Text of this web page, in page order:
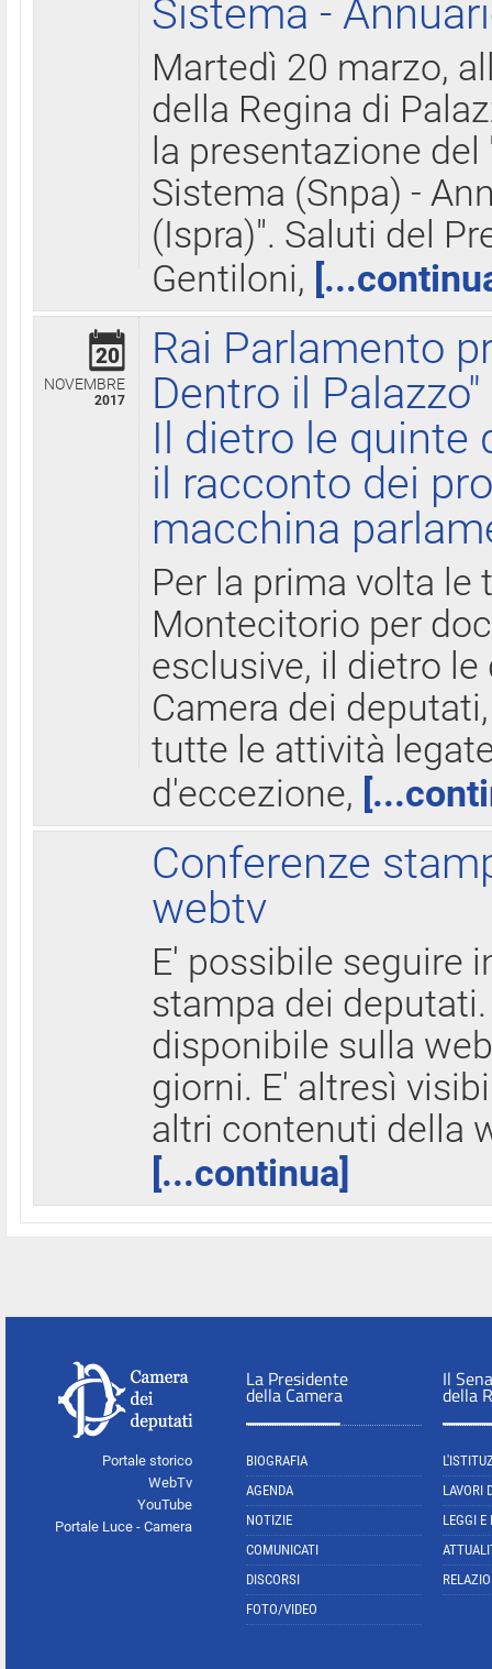
Sistema -
Martedì 20 marzo,
della Regina di
la presentazione
Sistema (Snpa) -
(Ispra)". Saluti del
Gentiloni,
20
NOVEMBRE
2017
Rai Parlamento
Dentro il Palazzo"
Il dietro le quinte
il racconto dei
macchina
Per la prima volta le
Montecitorio per
esclusive, il dietro
Camera dei
tutte le attività
d'eccezione,
Conferenze
webtv
E' possibile seguire
stampa dei
disponibile sulla
giorni. E' altresì
altri contenuti della
[...continua]
Portale storico
WebTv
YouTube
Portale Luce - Camera
La Presidente
della Camera
BIOGRAFIA
AGENDA
NOTIZIE
COMUNICATI
DISCORSI
FOTO/VIDEO
Il
della
LAVORI
LEGGI E